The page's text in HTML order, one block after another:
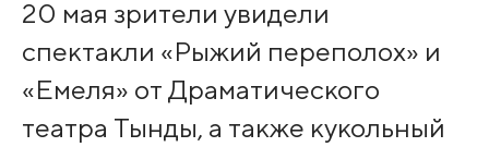
20 мая зрители увидели
спектакли «Рыжий переполох» и
«Емеля» от Драматического
театра Тынды, а также кукольный